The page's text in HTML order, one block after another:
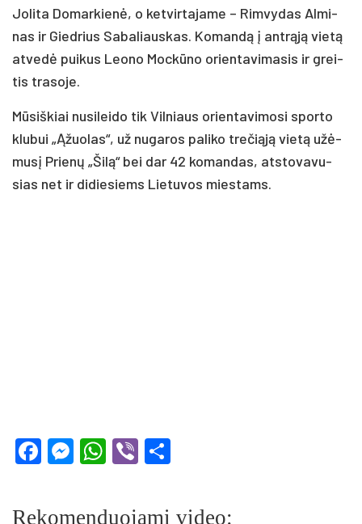
Jo­li­ta Do­mar­kie­nė, o ket­vir­ta­ja­me – Rim­vy­das Al­mi­
nas ir Gied­rius Sa­ba­liaus­kas. Ko­man­dą į ant­rą­ją vie­tą
at­ve­dė pui­kus Leo­no Moc­kū­no orien­ta­vi­ma­sis ir grei­
tis tra­so­je.
Mū­siš­kiai nu­si­lei­do tik Vil­niaus orien­ta­vi­mo­si spor­to
klu­bui „Ąžuo­las“, už nu­ga­ros pa­li­ko tre­čią­ją vie­tą užė­
mu­sį Prie­nų „Ši­lą“ bei dar 42 ko­man­das, at­sto­va­vu­
sias net ir di­die­siems Lie­tu­vos mies­tams.
Facebook
Messenger
WhatsApp
Viber
Rekomenduojami video: